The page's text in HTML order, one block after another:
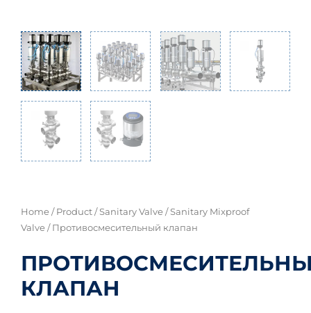
Home / Product /Sanitary Valve /Sanitary Mixproof
Valve / Противосмесительный клапан
КЛАПАН